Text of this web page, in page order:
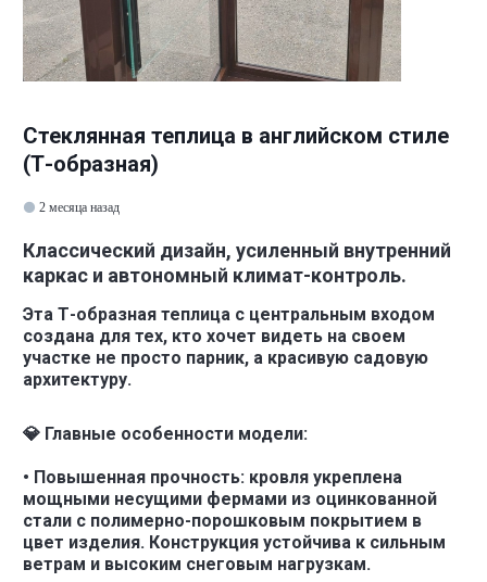
Стеклянная теплица в английском стиле
(Т-образная)
2 месяца назад
Классический дизайн, усиленный внутренний
каркас и автономный климат-контроль.
Эта Т-образная теплица с центральным входом
создана для тех, кто хочет видеть на своем
участке не просто парник, а красивую садовую
архитектуру.
💎 Главные особенности модели:
• Повышенная прочность: кровля укреплена
мощными несущими фермами из оцинкованной
стали с полимерно-порошковым покрытием в
цвет изделия. Конструкция устойчива к сильным
ветрам и высоким снеговым нагрузкам.